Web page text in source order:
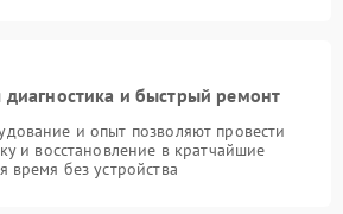
диагностика и быстрый ремонт
и опыт позволяют провести
и восстановление в кратчайшие
время без устройства